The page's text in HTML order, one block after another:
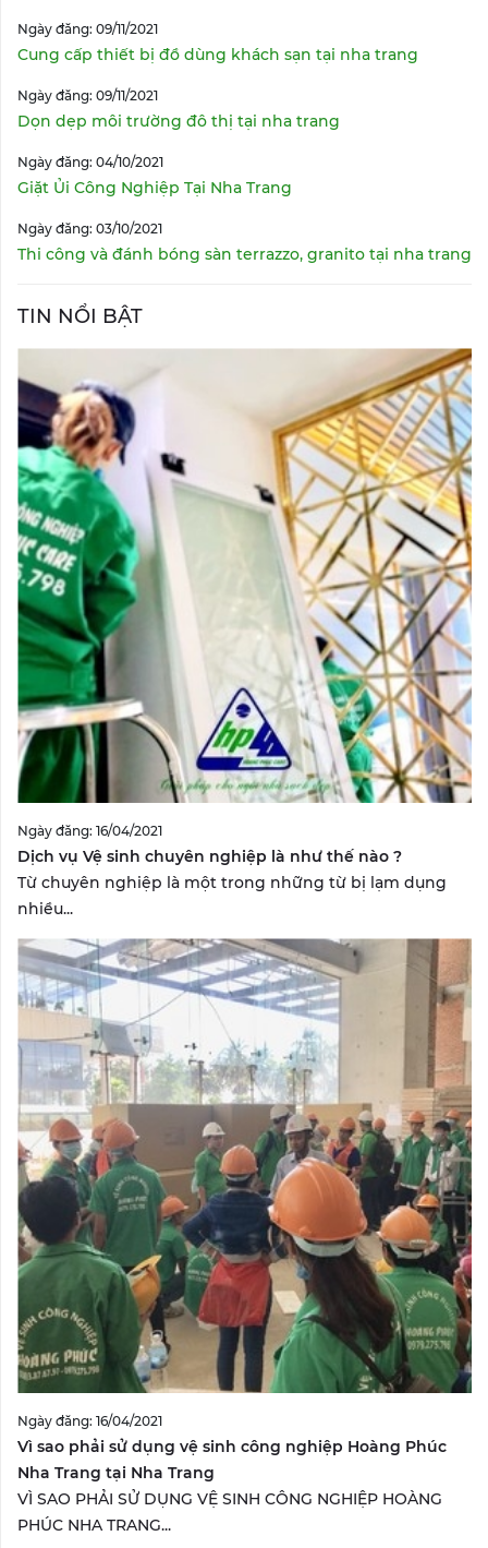
Ngày đăng: 09/11/2021
Cung cấp thiết bị đồ dùng khách sạn tại nha trang
Ngày đăng: 09/11/2021
Dọn dẹp môi trường đô thị tại nha trang
Ngày đăng: 04/10/2021
Giặt Ủi Công Nghiệp Tại Nha Trang
Ngày đăng: 03/10/2021
Thi công và đánh bóng sàn terrazzo, granito tại nha trang
TIN NỔI BẬT
Ngày đăng: 16/04/2021
Dịch vụ Vệ sinh chuyên nghiệp là như thế nào ?
Từ chuyên nghiệp là một trong những từ bị lạm dụng
nhiều...
Ngày đăng: 16/04/2021
Vì sao phải sử dụng vệ sinh công nghiệp Hoàng Phúc
Nha Trang tại Nha Trang
VÌ SAO PHẢI SỬ DỤNG VỆ SINH CÔNG NGHIỆP HOÀNG
PHÚC NHA TRANG...